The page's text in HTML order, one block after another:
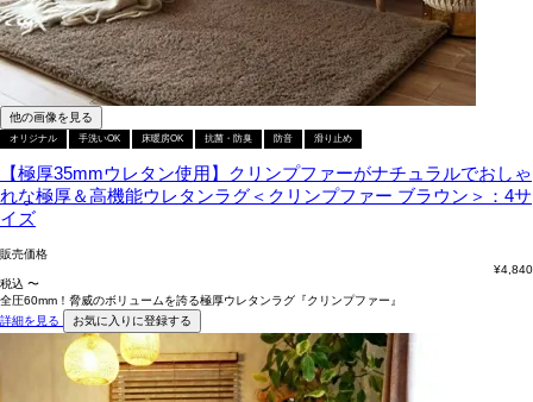
他の画像を見る
オリジナル 手洗いOK 床暖房OK 抗菌・防臭 防音 滑り止め
【極厚35mmウレタン使用】クリンプファーがナチュラルでおしゃ
れな極厚＆高機能ウレタンラグ＜クリンプファー ブラウン＞：4サ
イズ
販売価格
¥4,840
税込 〜
全圧60mm！脅威のボリュームを誇る極厚ウレタンラグ『クリンプファー』
詳細を見る
お気に入りに登録する